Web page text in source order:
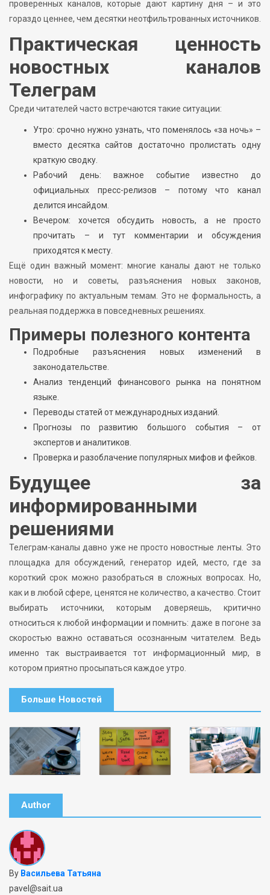
проверенных каналов, которые дают картину дня – и это
гораздо ценнее, чем десятки неотфильтрованных источников.
Практическая ценность
новостных каналов
Телеграм
Среди читателей часто встречаются такие ситуации:
Утро: срочно нужно узнать, что поменялось «за ночь» –
вместо десятка сайтов достаточно пролистать одну
краткую сводку.
Рабочий день: важное событие известно до
официальных пресс-релизов – потому что канал
делится инсайдом.
Вечером: хочется обсудить новость, а не просто
прочитать – и тут комментарии и обсуждения
приходятся к месту.
Ещё один важный момент: многие каналы дают не только
новости, но и советы, разъяснения новых законов,
инфографику по актуальным темам. Это не формальность, а
реальная поддержка в повседневных решениях.
Примеры полезного контента
Подробные разъяснения новых изменений в
законодательстве.
Анализ тенденций финансового рынка на понятном
языке.
Переводы статей от международных изданий.
Прогнозы по развитию большого события – от
экспертов и аналитиков.
Проверка и разоблачение популярных мифов и фейков.
Будущее за
информированными
решениями
Телеграм-каналы давно уже не просто новостные ленты. Это
площадка для обсуждений, генератор идей, место, где за
короткий срок можно разобраться в сложных вопросах. Но,
как и в любой сфере, ценятся не количество, а качество. Стоит
выбирать источники, которым доверяешь, критично
относиться к любой информации и помнить: даже в погоне за
скоростью важно оставаться осознанным читателем. Ведь
именно так выстраивается тот информационный мир, в
котором приятно просыпаться каждое утро.
Больше Новостей
Author
By Васильева Татьяна
pavel@sait.ua